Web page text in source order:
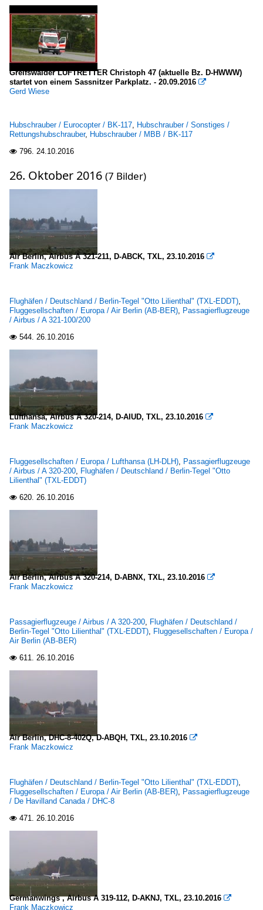
Greifswalder LUFTRETTER Christoph 47 (aktuelle Bz. D-HWWW)
startet von einem Sassnitzer Parkplatz. - 20.09.2016 
Gerd Wiese
Hubschrauber / Eurocopter / BK-117, Hubschrauber / Sonstiges /
Rettungshubschrauber, Hubschrauber / MBB / BK-117
 796. 24.10.2016
26. Oktober 2016 (7 Bilder)
Air Berlin, Airbus A 321-211, D-ABCK, TXL, 23.10.2016 
Frank Maczkowicz
Flughäfen / Deutschland / Berlin-Tegel "Otto Lilienthal" (TXL-EDDT),
Fluggesellschaften / Europa / Air Berlin (AB-BER), Passagierflugzeuge
/ Airbus / A 321-100/200
 544. 26.10.2016
Lufthansa, Airbus A 320-214, D-AIUD, TXL, 23.10.2016 
Frank Maczkowicz
Fluggesellschaften / Europa / Lufthansa (LH-DLH), Passagierflugzeuge
/ Airbus / A 320-200, Flughäfen / Deutschland / Berlin-Tegel "Otto
Lilienthal" (TXL-EDDT)
 620. 26.10.2016
Air Berlin, Airbus A 320-214, D-ABNX, TXL, 23.10.2016 
Frank Maczkowicz
Passagierflugzeuge / Airbus / A 320-200, Flughäfen / Deutschland /
Berlin-Tegel "Otto Lilienthal" (TXL-EDDT), Fluggesellschaften / Europa /
Air Berlin (AB-BER)
 611. 26.10.2016
Air Berlin, DHC-8-402Q, D-ABQH, TXL, 23.10.2016 
Frank Maczkowicz
Flughäfen / Deutschland / Berlin-Tegel "Otto Lilienthal" (TXL-EDDT),
Fluggesellschaften / Europa / Air Berlin (AB-BER), Passagierflugzeuge
/ De Havilland Canada / DHC-8
 471. 26.10.2016
Germanwings , Airbus A 319-112, D-AKNJ, TXL, 23.10.2016 
Frank Maczkowicz